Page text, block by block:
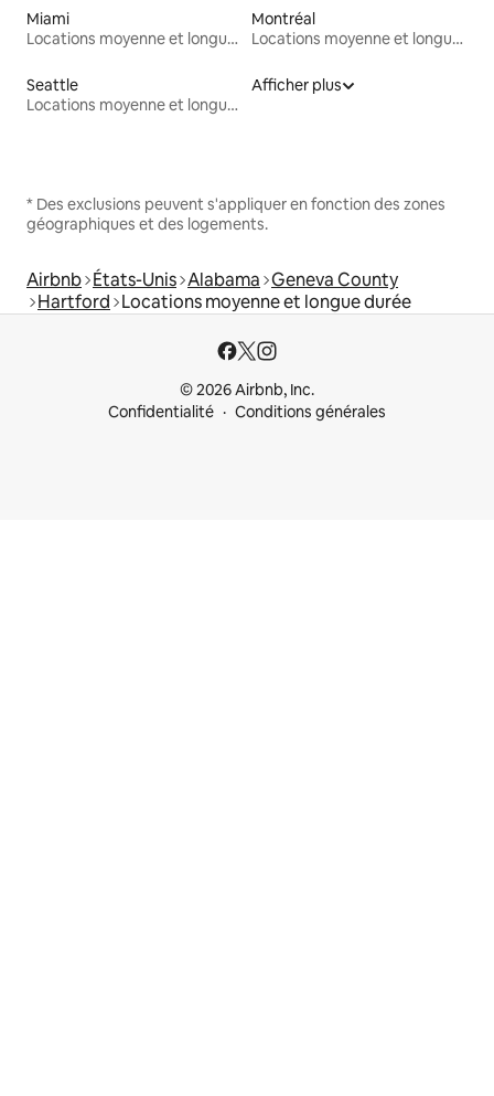
Miami
Locations moyenne et longue durée
Montréal
Locations moyenne et longue durée
Seattle
Locations moyenne et longue durée
Afficher plus
* Des exclusions peuvent s'appliquer en fonction des zones
géographiques et des logements.
Airbnb États-Unis Alabama Geneva County
Hartford Locations moyenne et longue durée
© 2026 Airbnb, Inc.
Confidentialité
Conditions générales